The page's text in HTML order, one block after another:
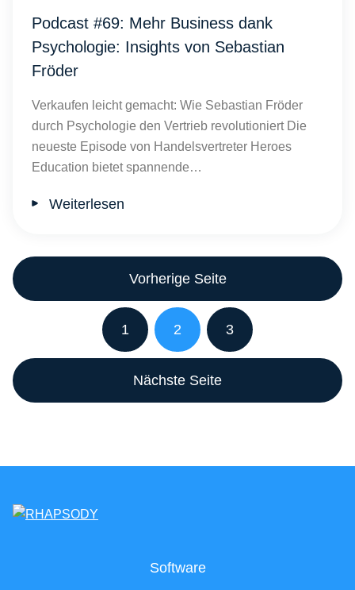
Podcast #69: Mehr Business dank
Psychologie: Insights von Sebastian
Fröder
Verkaufen leicht gemacht: Wie Sebastian Fröder
durch Psychologie den Vertrieb revolutioniert Die
neueste Episode von Handelsvertreter Heroes
Education bietet spannende…
Weiterlesen
Vorherige Seite
1 2 3
Nächste Seite
Software